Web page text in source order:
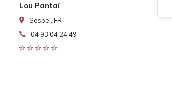
Lou Pantaï
Sospel, FR
04 93 04 24 49